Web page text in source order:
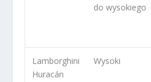
do wysokiego
Lamborghini
Huracán
Wysoki